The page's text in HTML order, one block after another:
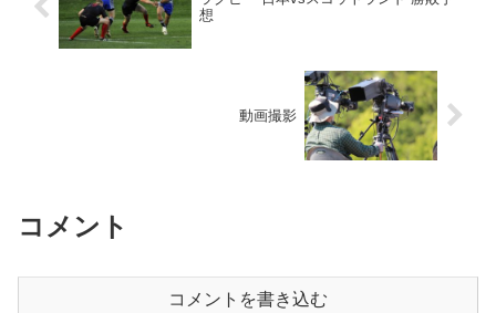
想
動画撮影
コメント
コメントを書き込む